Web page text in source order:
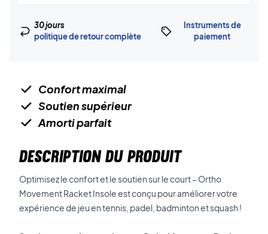
30 jours
politique de retour complète
Instruments de
paiement
Confort maximal
Soutien supérieur
Amorti parfait
DESCRIPTION DU PRODUIT
Optimisez le confort et le soutien sur le court – Ortho
Movement Racket Insole est conçu pour améliorer votre
expérience de jeu en tennis, padel, badminton et squash !